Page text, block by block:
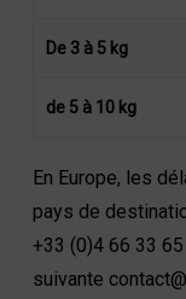
De 3 à 5 kg
de 5 à 10 kg
En Europe, les
pays de
+33 (0)4 66 33 65
suivante